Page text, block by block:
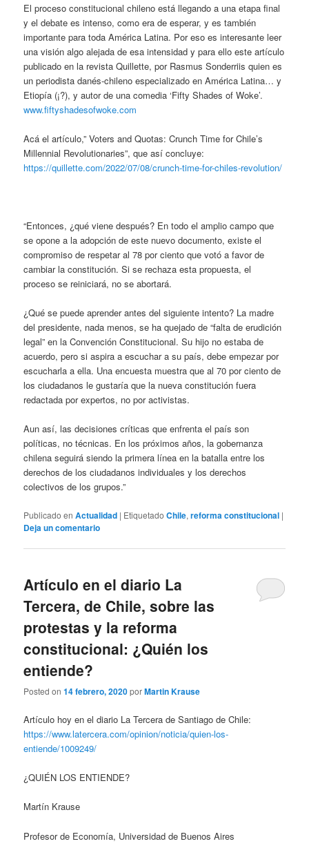
El proceso constitucional chileno está llegando a una etapa final
y el debate es intenso, como era de esperar, y es también
importante para toda América Latina. Por eso es interesante leer
una visión algo alejada de esa intensidad y para ello este artículo
publicado en la revista Quillette, por Rasmus Sonderriis quien es
un periodista danés-chileno especializado en América Latina… y
Etiopía (¡?), y autor de una comedia ‘Fifty Shades of Woke’.
www.fiftyshadesofwoke.com
Acá el artículo,” Voters and Quotas: Crunch Time for Chile’s
Millennial Revolutionaries”, que así concluye:
https://quillette.com/2022/07/08/crunch-time-for-chiles-revolution/
“Entonces, ¿qué viene después? En todo el amplio campo que
se opone a la adopción de este nuevo documento, existe el
compromiso de respetar al 78 por ciento que votó a favor de
cambiar la constitución. Si se rechaza esta propuesta, el
proceso se reiniciará, no se abortará.
¿Qué se puede aprender antes del siguiente intento? La madre
del presidente, nada menos, se ha quejado de “falta de erudición
legal” en la Convención Constitucional. Su hijo no estaba de
acuerdo, pero si aspira a escuchar a su país, debe empezar por
escucharla a ella. Una encuesta muestra que al 70 por ciento de
los ciudadanos le gustaría que la nueva constitución fuera
redactada por expertos, no por activistas.
Aun así, las decisiones críticas que enfrenta el país son
políticas, no técnicas. En los próximos años, la gobernanza
chilena seguirá siendo la primera línea en la batalla entre los
derechos de los ciudadanos individuales y los derechos
colectivos de los grupos.”
Publicado en Actualidad | Etiquetado Chile,reforma constitucional |
Deja un comentario
Artículo en el diario La
Tercera, de Chile, sobre las
protestas y la reforma
constitucional: ¿Quién los
entiende?
Posted on14 febrero, 2020porMartin Krause
Artículo hoy en el diario La Tercera de Santiago de Chile:
https://www.latercera.com/opinion/noticia/quien-los-
entiende/1009249/
¿QUIÉN LOS ENTIENDE?
Martín Krause
Profesor de Economía, Universidad de Buenos Aires